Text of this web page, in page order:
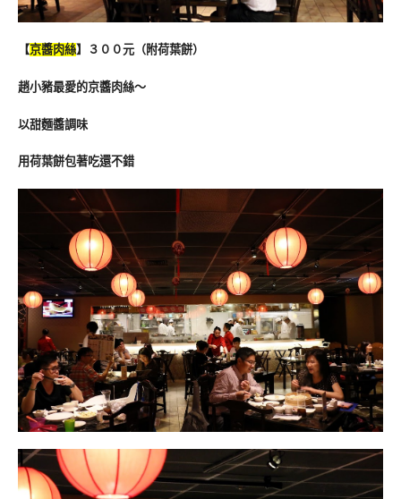
【京醬肉絲】３００元（附荷葉餅）
趙小豬最愛的京醬肉絲～
以甜麵醬調味
用荷葉餅包著吃還不錯